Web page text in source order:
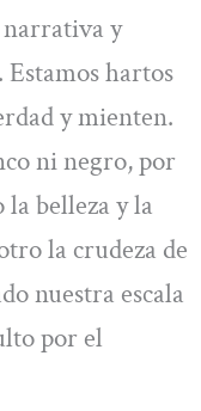
narrativa y
Estamos hartos
y mienten.
ni negro, por
belleza y la
la crudeza de
nuestra escala
por el